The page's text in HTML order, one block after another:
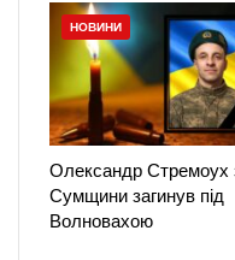
НОВИНИ
Олександр Стремоух
Сумщини загинув під
Волновахою